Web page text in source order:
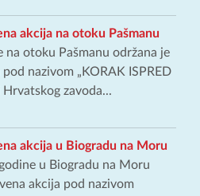
akcija na otoku Pašmanu
na otoku Pašmanu održana je
nazivom „KORAK ISPRED
Hrvatskog zavoda...
akcija u Biogradu na Moru
u Biogradu na Moru
akcija pod nazivom